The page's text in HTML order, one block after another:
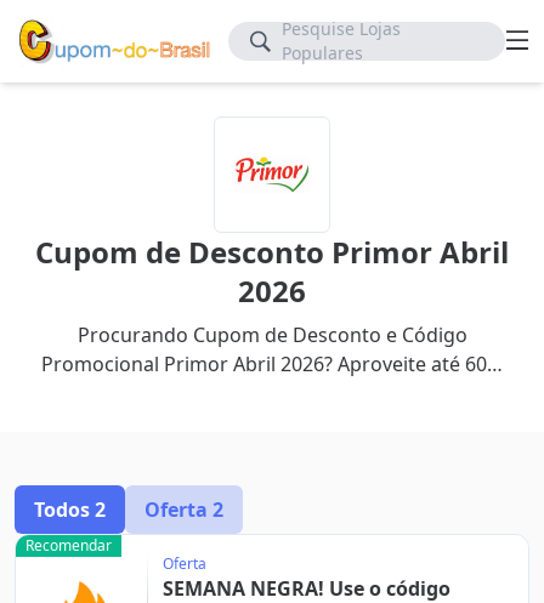
Pesquise Lojas
Populares
Cupom de Desconto Primor Abril
2026
Procurando Cupom de Desconto e Código
Promocional Primor Abril 2026? Aproveite até 60%
Todos2 Oferta 2
Recomendar
Oferta
SEMANA NEGRA! Use o código